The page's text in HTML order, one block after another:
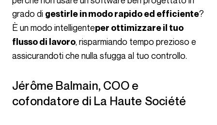
grado di gestirle in modo rapido ed efficiente?
È un modo intelligenteper ottimizzare il tuo
flusso di lavoro, risparmiando tempo prezioso e
assicurandoti che nulla sfugga al tuo controllo.
Jérôme Balmain, COO e
cofondatore di La Haute Société